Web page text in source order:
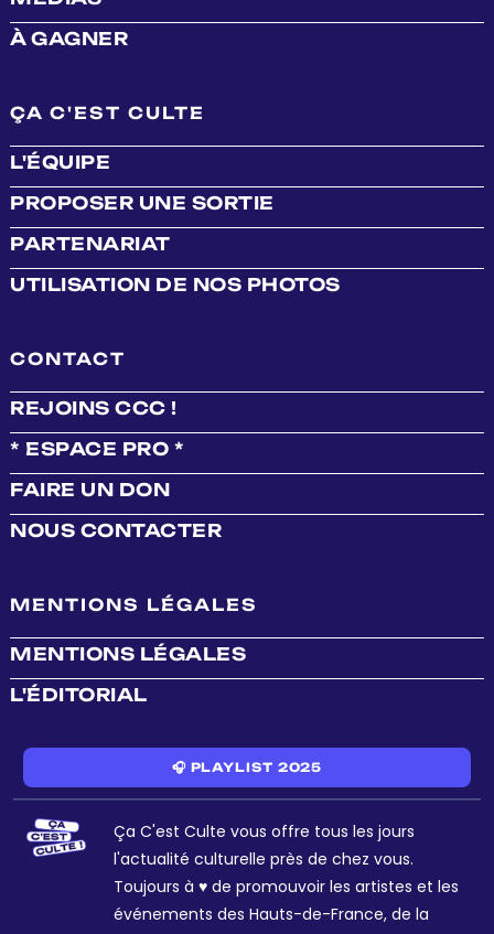
À GAGNER
ÇA C'EST CULTE
L'ÉQUIPE
PROPOSER UNE SORTIE
PARTENARIAT
UTILISATION DE NOS PHOTOS
CONTACT
REJOINS CCC !
* ESPACE PRO *
FAIRE UN DON
NOUS CONTACTER
MENTIONS LÉGALES
MENTIONS LÉGALES
L'ÉDITORIAL
🎧 PLAYLIST 2025
Ça C'est Culte vous offre tous les jours
l'actualité culturelle près de chez vous.
Toujours à ♥ de promouvoir les artistes et les
événements des Hauts-de-France, de la